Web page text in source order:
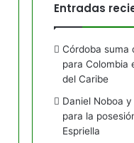
Entradas
Córdoba suma
para Colombia
del Caribe
Daniel Noboa
para la
Espriella